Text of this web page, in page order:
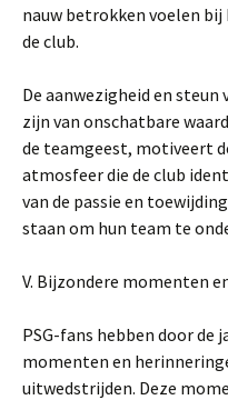
nauw betrokken voelen bij
de club.
De aanwezigheid en
zijn van onschatbare
de teamgeest, motiveert
atmosfeer die de club
van de passie en
staan om hun team te
V. Bijzondere momenten
PSG-fans hebben door de
momenten en
uitwedstrijden. Deze